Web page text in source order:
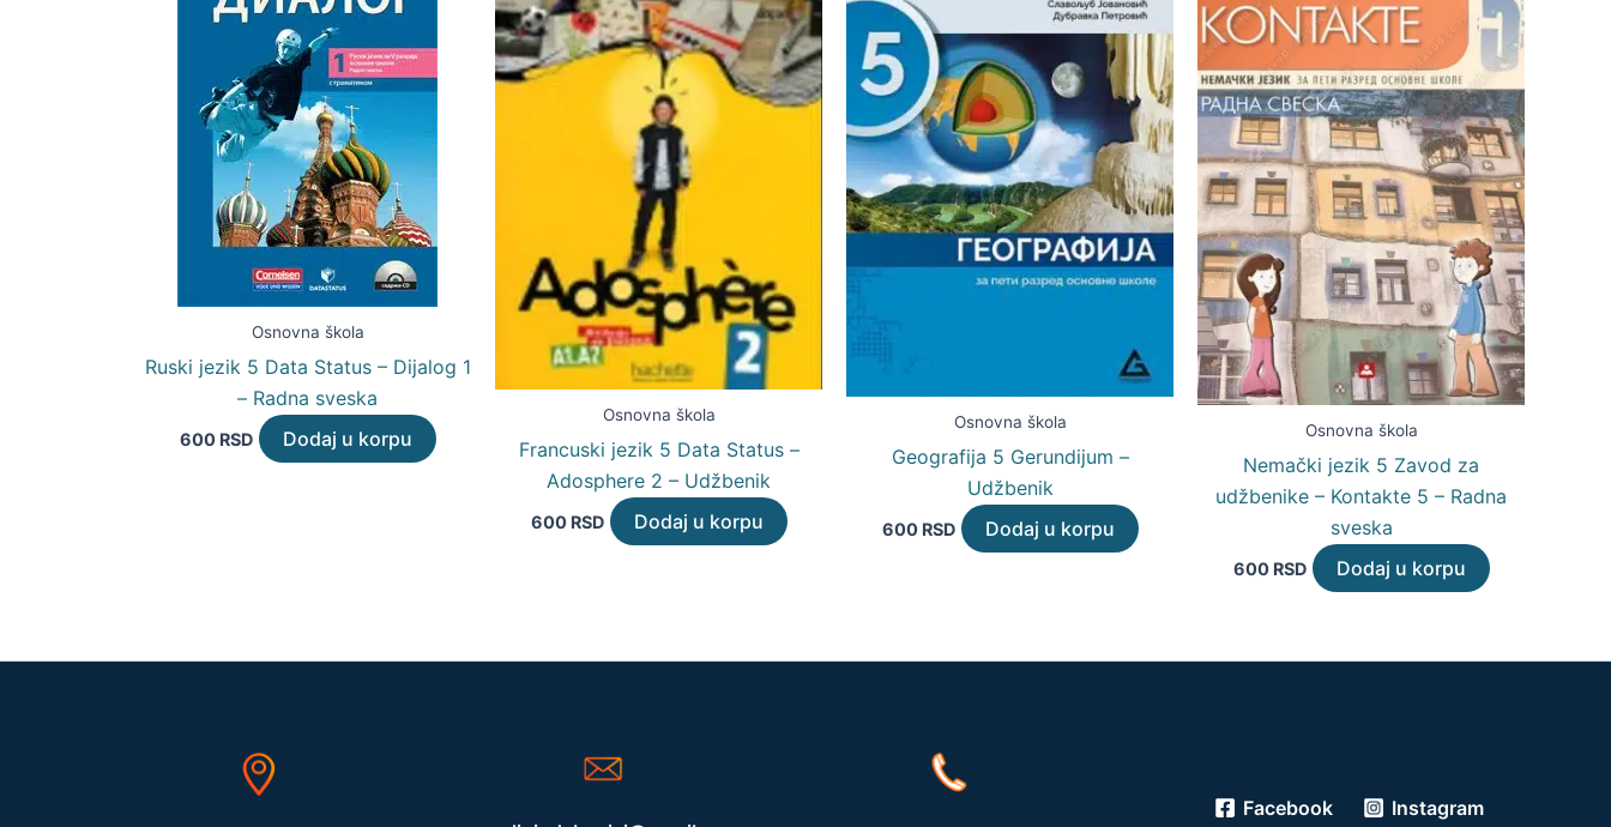
Osnovna škola
Ruski jezik 5 Data Status – Dijalog 1
– Radna sveska
600 RSD Dodaj u korpu
Osnovna škola
Francuski jezik 5 Data Status –
Adosphere 2 – Udžbenik
600 RSD Dodaj u korpu
Osnovna škola
Geografija 5 Gerundijum –
Udžbenik
600 RSD Dodaj u korpu
Osnovna škola
Nemački jezik 5 Zavod za
udžbenike – Kontakte 5 – Radna
sveska
600 RSD Dodaj u korpu
Facebook Instagram